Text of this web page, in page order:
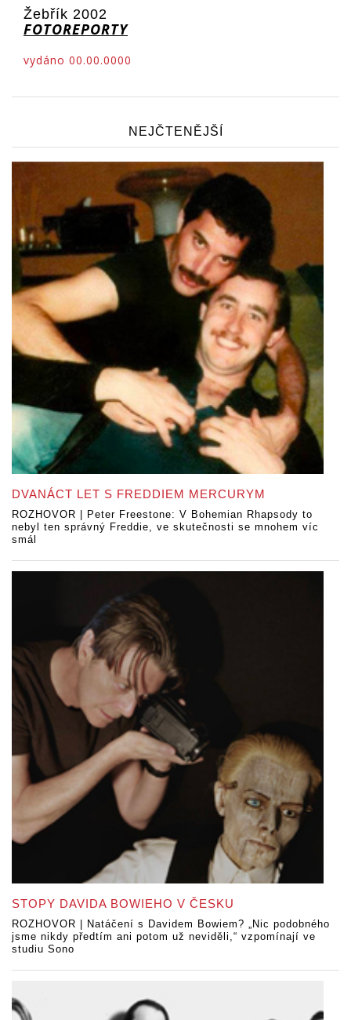
Žebřík 2002
FOTOREPORTY
vydáno 00.00.0000
NEJČTENĚJŠÍ
DVANÁCT LET S FREDDIEM MERCURYM
ROZHOVOR | Peter Freestone: V Bohemian Rhapsody to
nebyl ten správný Freddie, ve skutečnosti se mnohem víc
smál
STOPY DAVIDA BOWIEHO V ČESKU
ROZHOVOR | Natáčení s Davidem Bowiem? „Nic podobného
jsme nikdy předtím ani potom už neviděli,“ vzpomínají ve
studiu Sono